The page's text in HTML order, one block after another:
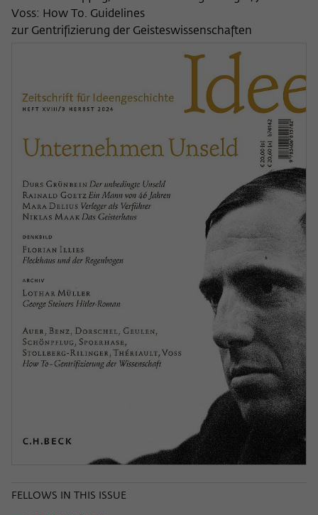
FELLOWS IN THIS ISSUE
Voss: How To. Guidelines
zur Gentrifizierung der Geisteswissenschaften